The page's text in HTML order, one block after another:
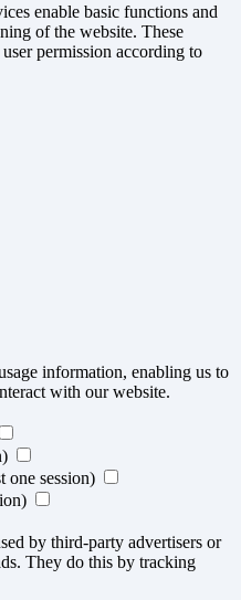
enable basic functions and
of the website. These
permission according to
information, enabling us to
with our website.
one session)
by third-party advertisers or
They do this by tracking